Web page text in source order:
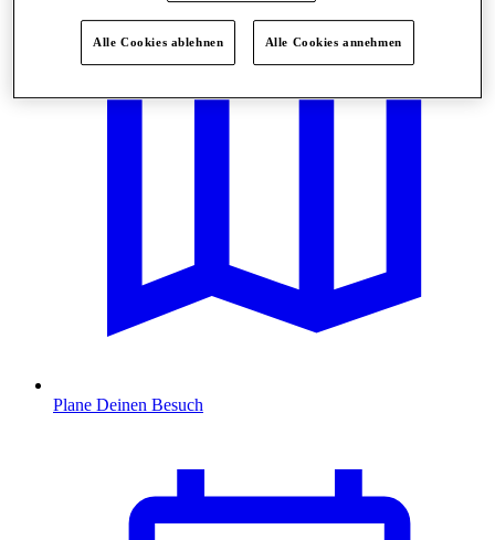
Plane Deinen Besuch
Alle Cookies ablehnen Alle Cookies annehmen